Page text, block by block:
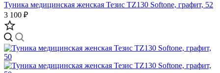
Туника медицинская женская Тезис TZ130 Softone, графит, 52
3 100 ₽